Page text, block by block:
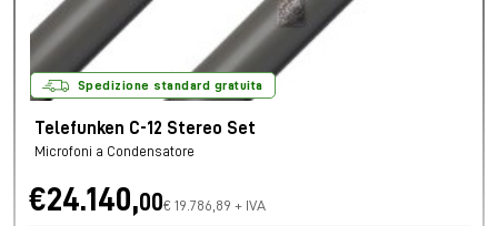
Spedizione standard gratuita
Telefunken C-12 Stereo Set
Microfoni a Condensatore
€24.140,00€ 19.786,89 + IVA